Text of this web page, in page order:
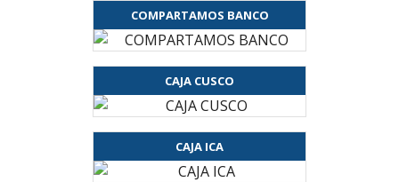
COMPARTAMOS BANCO
CAJA CUSCO
CAJA ICA